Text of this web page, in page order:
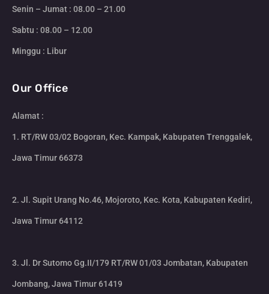
Senin – Jumat : 08.00 – 21.00
Sabtu : 08.00 – 12.00
Minggu : Libur
Our Office
Alamat :
1. RT/RW 03/02 Bogoran, Kec. Kampak, Kabupaten Trenggalek,
Jawa Timur 66373
2. Jl. Supit Urang No.46, Mojoroto, Kec. Kota, Kabupaten Kediri,
Jawa Timur 64112
3. Jl. Dr Sutomo Gg.II/179 RT/RW 01/03 Jombatan, Kabupaten
Jombang, Jawa Timur 61419